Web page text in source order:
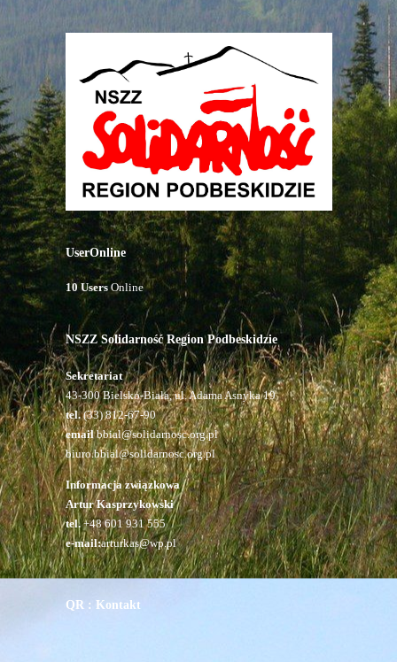
UserOnline
10 UsersOnline
NSZZ Solidarność Region Podbeskidzie
Sekretariat
43-300 Bielsko-Biała, ul. Adama Asnyka 19
tel.(33) 812-67-90
emailbbial@solidarnosc.org.pl
biuro.bbial@solidarnosc.org.pl
Informacja związkowa
Artur Kasprzykowski
tel.+48 601 931 555
e-mail:arturkas@wp.pl
QR : Kontakt